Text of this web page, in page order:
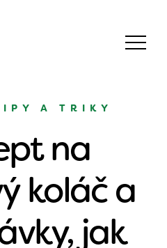
A TRIKY
na
koláč a
jak